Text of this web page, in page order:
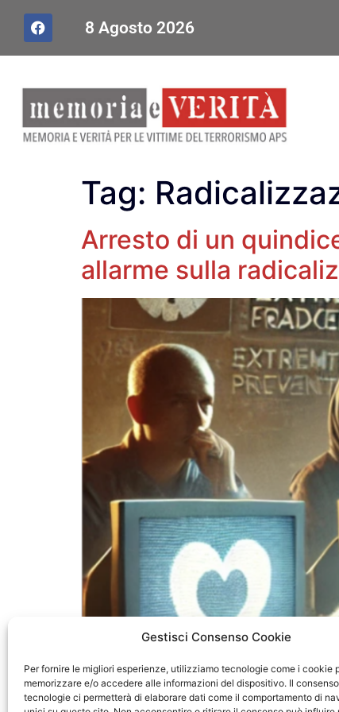
Gestisci Consenso Cookie
Per fornire le migliori esperienze, utilizziamo tecnologie come i cookie
memorizzare e/o accedere alle informazioni del dispositivo. Il
tecnologie ci permetterà di elaborare dati come il comportamento di
8 Agosto 2026
Tag:
Arresto di un
allarme sulla